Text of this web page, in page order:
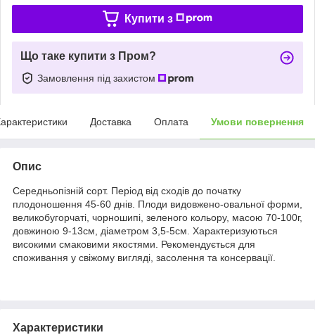
Купити з
Що таке купити з Пром?
Замовлення під захистом
Доставка Оплата Умови повернення
Опис
Середньопізній сорт. Період від сходів до початку
плодоношення 45-60 днів. Плоди видовжено-овальної форми,
великобугорчаті, чорношипі, зеленого кольору, масою 70-100г,
довжиною 9-13см, діаметром 3,5-5см. Характеризуються
високими смаковими якостями. Рекомендується для
споживання у свіжому вигляді, засолення та консервації.
Характеристики